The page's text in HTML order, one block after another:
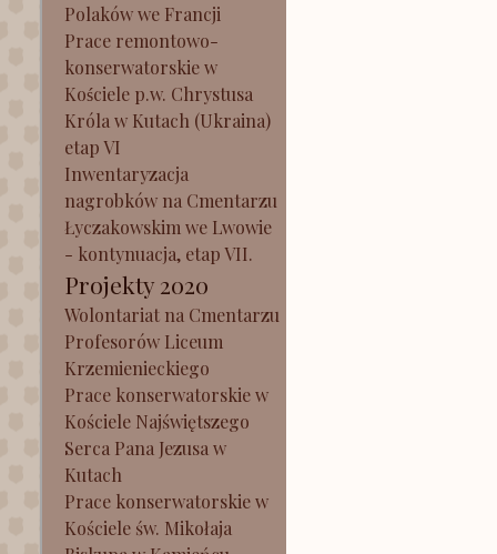
Polaków we Francji
Prace remontowo-
konserwatorskie w
Kościele p.w. Chrystusa
Króla w Kutach (Ukraina)
etap VI
Inwentaryzacja
nagrobków na Cmentarzu
Łyczakowskim we Lwowie
- kontynuacja, etap VII.
Projekty 2020
Wolontariat na Cmentarzu
Profesorów Liceum
Krzemienieckiego
Prace konserwatorskie w
Kościele Najświętszego
Serca Pana Jezusa w
Kutach
Prace konserwatorskie w
Kościele św. Mikołaja